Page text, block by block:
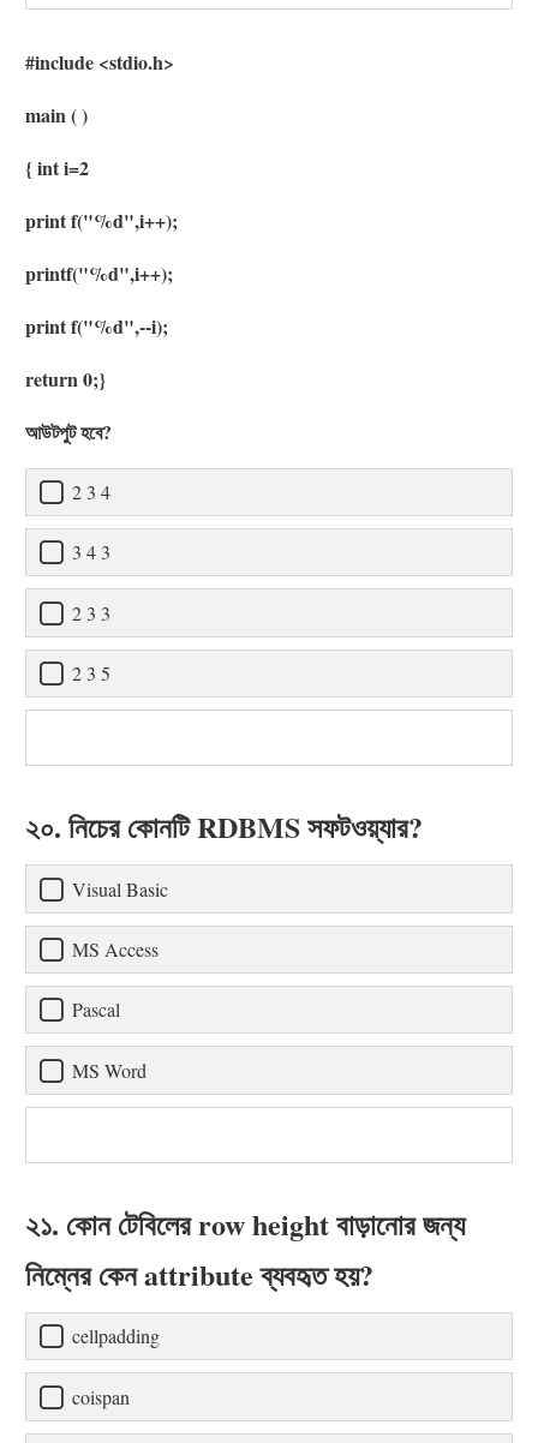
#include <stdio.h>
main ( )
{ int i=2
print f("%d",i++);
printf("%d",i++);
print f("%d",--i);
return 0;}
আউটপুট হবে?
2 3 4
3 4 3
2 3 3
2 3 5
২০. নিচের কোনটি RDBMS সফটওয়্যার?
Visual Basic
MS Access
Pascal
MS Word
২১. কোন টেবিলের row height বাড়ানোর জন্য
নিম্নের কেন attribute ব্যবহৃত হয়?
cellpadding
coispan